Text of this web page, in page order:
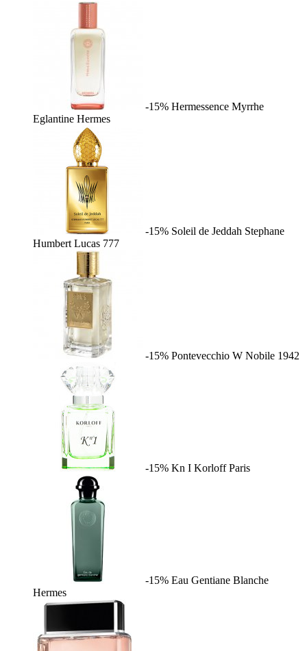
-15% Hermessence Myrrhe
Eglantine Hermes
-15% Soleil de Jeddah Stephane
Humbert Lucas 777
-15% Pontevecchio W Nobile 1942
-15% Kn I Korloff Paris
-15% Eau Gentiane Blanche
Hermes